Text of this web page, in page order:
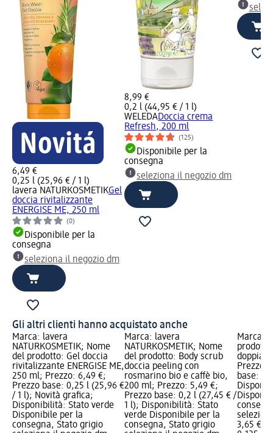
6,49 €
0,25 l (25,96 € / 1 l)
lavera NATURKOSMETIKGel
doccia rivitalizzante
ENERGISE ME, 250 ml
(0)
Disponibile per la
consegna
seleziona il negozio dm
8,99 €
0,2 l (44,95 € / 1 l)
WELEDADoccia crema
Refresh, 200 ml
(125)
Disponibile per la
consegna
seleziona il negozio dm
Gli altri clienti hanno acquistato anche
Marca: lavera
NATURKOSMETIK; Nome
del prodotto: Gel doccia
rivitalizzante ENERGISE ME,
250 ml; Prezzo: 6,49 €;
Prezzo base: 0,25 l (25,96 €
/ 1 l); Novità grafica;
Disponibilità: Stato verde
Disponibile per la
consegna, Stato grigio
Marca: lavera
NATURKOSMETIK; Nome
del prodotto: Body scrub
doccia peeling con
rosmarino bio e caffè bio,
200 ml; Prezzo: 5,49 €;
Prezzo base: 0,2 l (27,45 € /
1 l); Disponibilità: Stato
verde Disponibile per la
consegna, Stato grigio
Marca:
doppia
Prezzo:
base:
3,65 €